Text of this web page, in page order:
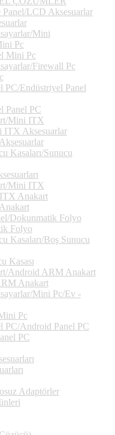
LCD Aksesuarlar
Mini
Pc
Mini Pc
Firewall Pc
PC/Endüstriyel Panel
Panel PC
Mini ITX
ITX Aksesuarlar
Kasaları/Sunucu
Mini ITX
Anakart
Dokunmatik Folyo
Folyo
Kasaları/Boş Sunucu
Kasası
Android ARM Anakart
Anakart
Mini Pc/Ev -
Pc
PC/Android Panel PC
PC
Adaptörler